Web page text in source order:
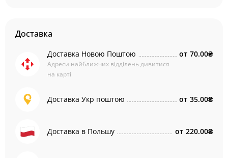
Доставка
Доставка Новою Поштою
Адреси найближчих відділень дивитися
на карті
от 70.00₴
Доставка Укр поштою от 35.00₴
Доставка в Польшу от 220.00₴